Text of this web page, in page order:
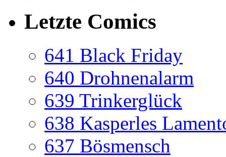
Letzte Comics
641 Black Friday
640 Drohnenalarm
639 Trinkerglück
638 Kasperles
637 Bösmensch